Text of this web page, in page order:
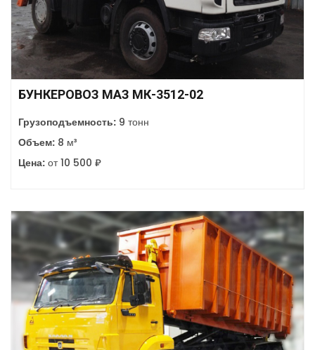
БУНКЕРОВОЗ МАЗ МК-3512-02
Грузоподъемность: 9 тонн
Объем: 8 м³
Цена: от 10 500 ₽